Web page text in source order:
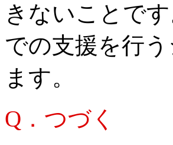
きないことで
での支援を行
ます。
Q．つづく